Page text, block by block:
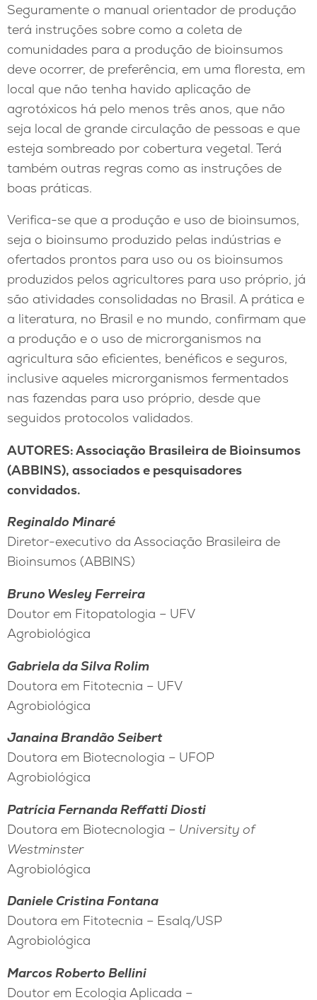
Seguramente o manual orientador de produção
terá instruções sobre como a coleta de
comunidades para a produção de bioinsumos
deve ocorrer, de preferência, em uma floresta, em
local que não tenha havido aplicação de
agrotóxicos há pelo menos três anos, que não
seja local de grande circulação de pessoas e que
esteja sombreado por cobertura vegetal. Terá
também outras regras como as instruções de
boas práticas.
Verifica-se que a produção e uso de bioinsumos,
seja o bioinsumo produzido pelas indústrias e
ofertados prontos para uso ou os bioinsumos
produzidos pelos agricultores para uso próprio, já
são atividades consolidadas no Brasil. A prática e
a literatura, no Brasil e no mundo, confirmam que
a produção e o uso de microrganismos na
agricultura são eficientes, benéficos e seguros,
inclusive aqueles microrganismos fermentados
nas fazendas para uso próprio, desde que
seguidos protocolos validados.
AUTORES: Associação Brasileira de Bioinsumos
(ABBINS), associados e pesquisadores
convidados.
Reginaldo Minaré
Diretor-executivo da Associação Brasileira de
Bioinsumos (ABBINS)
Bruno Wesley Ferreira
Doutor em Fitopatologia – UFV
Agrobiológica
Gabriela da Silva Rolim
Doutora em Fitotecnia – UFV
Agrobiológica
Janaina Brandão Seibert
Doutora em Biotecnologia – UFOP
Agrobiológica
Patrícia Fernanda Reffatti Diosti
Doutora em Biotecnologia – University of
Westminster
Agrobiológica
Daniele Cristina Fontana
Doutora em Fitotecnia – Esalq/USP
Agrobiológica
Marcos Roberto Bellini
Doutor em Ecologia Aplicada –